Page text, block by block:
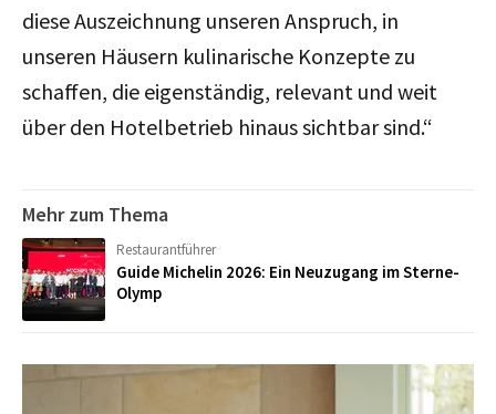
diese Auszeichnung unseren Anspruch, in
unseren Häusern kulinarische Konzepte zu
schaffen, die eigenständig, relevant und weit
über den Hotelbetrieb hinaus sichtbar sind.“
Mehr zum Thema
Restaurantführer
Guide Michelin 2026: Ein Neuzugang im Sterne-
Olymp